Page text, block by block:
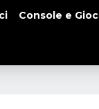
Console e